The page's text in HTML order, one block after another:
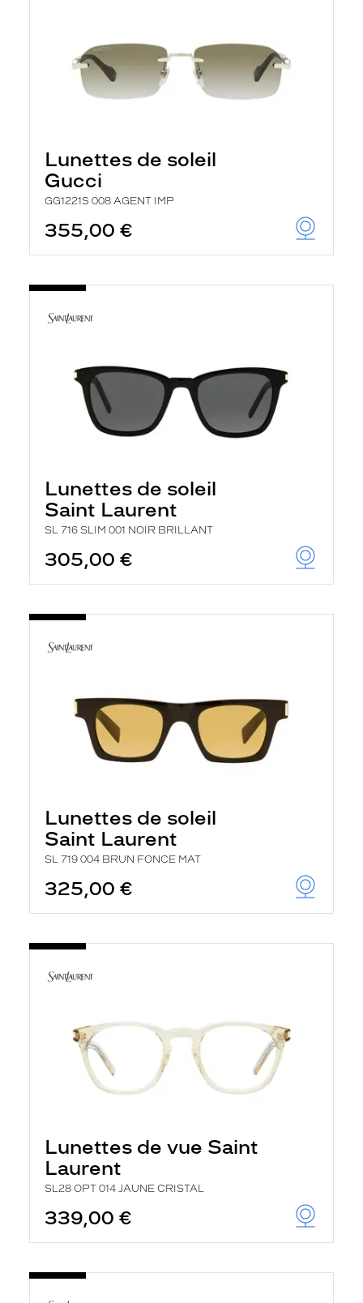
Lunettes de soleil
Gucci
GG1221S 008 AGENT IMP
355,00 €
Lunettes de soleil
Saint Laurent
SL 716 SLIM 001 NOIR BRILLANT
305,00 €
Lunettes de soleil
Saint Laurent
SL 719 004 BRUN FONCE MAT
325,00 €
Lunettes de vue Saint
Laurent
SL28 OPT 014 JAUNE CRISTAL
339,00 €